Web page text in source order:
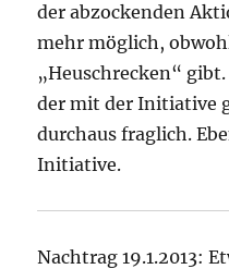
der abzockenden
mehr möglich,
„Heuschrecken“
der mit der Initiative
durchaus fraglich.
Initiative.
Nachtrag 19.1.2013: